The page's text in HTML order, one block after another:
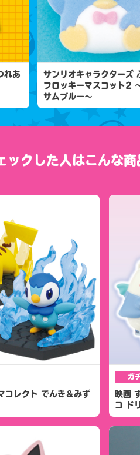
あ
サンリオキャラクターズ
フロッキーマスコット2
サムブルー～
ックした人はこんな
コレクト でんき＆みず
ガ
映画
コ ド